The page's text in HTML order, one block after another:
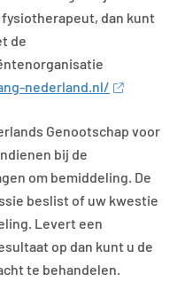
dan kunt
de
nederland.nl/
Genootschap voor
bij de
om bemiddeling. De
beslist of uw kwestie
Levert een
op dan kunt u de
te behandelen.